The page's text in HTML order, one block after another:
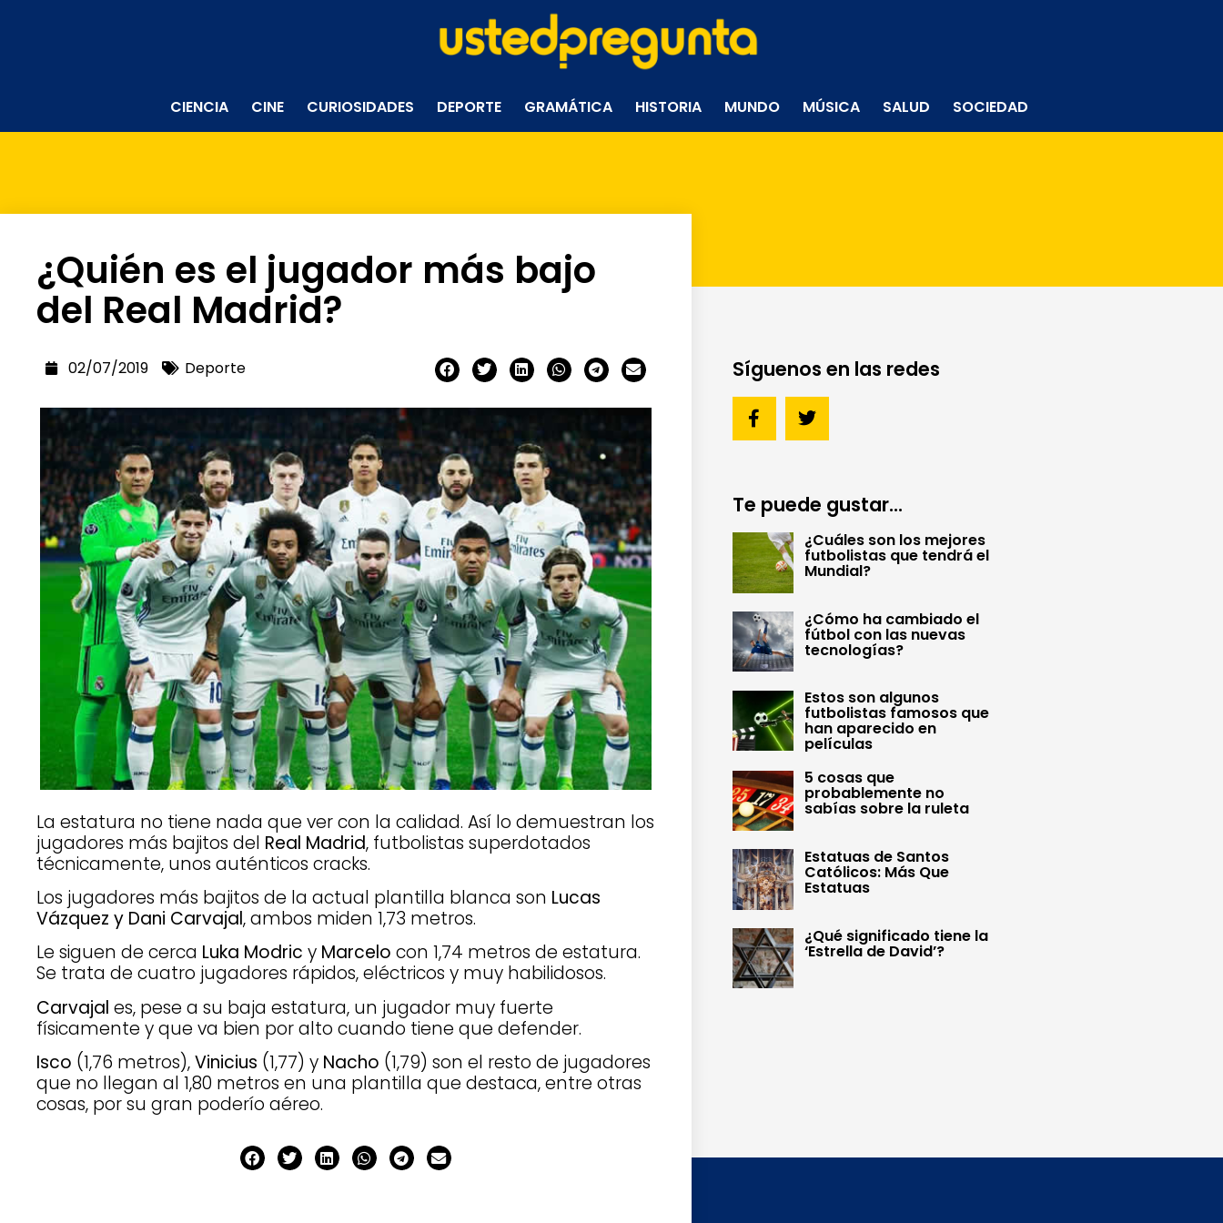
CIENCIA CINE CURIOSIDADES DEPORTE GRAMÁTICA HISTORIA MUNDO MÚSICA SALUD SOCIEDAD
¿Quién es el jugador más bajo
del Real Madrid?
02/07/2019 Deporte
La estatura no tiene nada que ver con la calidad. Así lo demuestran los
jugadores más bajitos del Real Madrid, futbolistas superdotados
técnicamente, unos auténticos cracks.
Los jugadores más bajitos de la actual plantilla blanca son Lucas
Vázquez y Dani Carvajal, ambos miden 1,73 metros.
Le siguen de cerca Luka Modric y Marcelo con 1,74 metros de estatura.
Se trata de cuatro jugadores rápidos, eléctricos y muy habilidosos.
Carvajal es, pese a su baja estatura, un jugador muy fuerte
físicamente y que va bien por alto cuando tiene que defender.
Isco (1,76 metros),Vinicius (1,77) y Nacho (1,79) son el resto de jugadores
que no llegan al 1,80 metros en una plantilla que destaca, entre otras
cosas, por su gran poderío aéreo.
Síguenos en las redes
Te puede gustar...
¿Cuáles son los mejores
futbolistas que tendrá el
Mundial?
¿Cómo ha cambiado el
fútbol con las nuevas
tecnologías?
Estos son algunos
futbolistas famosos que
han aparecido en
películas
5 cosas que
probablemente no
sabías sobre la ruleta
Estatuas de Santos
Católicos: Más Que
Estatuas
¿Qué significado tiene la
‘Estrella de David’?